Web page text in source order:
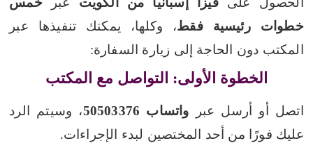
خطوات رئيسية فقط، وكلها، يمكنك تنفيذها عبر
المكتب دون الحاجة إلى زيارة السفارة:
الخطوة الأولى: التواصل مع المكتب
اتصل أو أرسل عبر واتساب 50503376
، وسيتم الرد
عليك فورًا من أحد المختصين لبدء الإجراءات.